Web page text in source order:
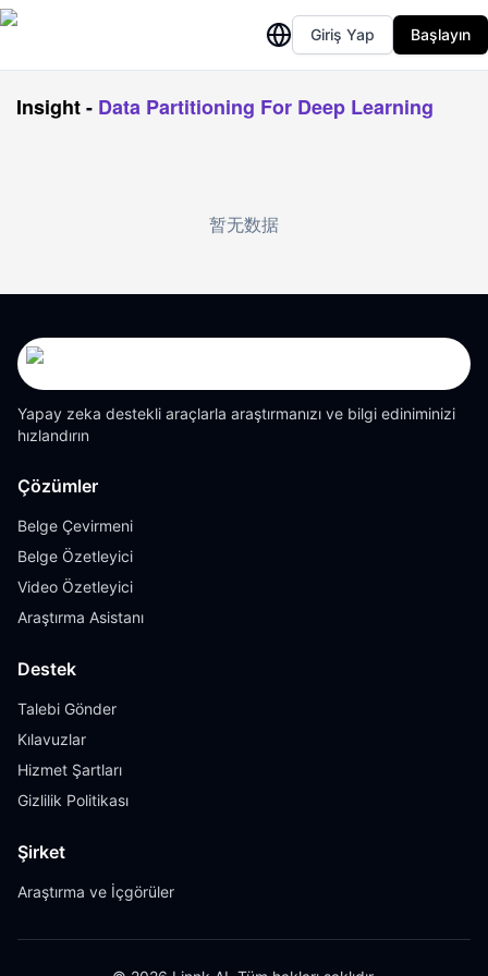
Giriş Yap Başlayın
Insight- Data Partitioning For Deep Learning
暂无数据
Yapay zeka destekli araçlarla araştırmanızı ve bilgi ediniminizi
hızlandırın
Çözümler
Belge Çevirmeni
Belge Özetleyici
Video Özetleyici
Araştırma Asistanı
Destek
Talebi Gönder
Kılavuzlar
Hizmet Şartları
Gizlilik Politikası
Şirket
Araştırma ve İçgörüler